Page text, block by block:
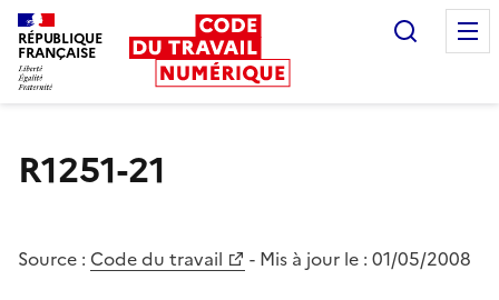
RÉPUBLIQUE
FRANÇAISE
R1251-21
Source : Code du travail - Mis à jour le : 01/05/2008